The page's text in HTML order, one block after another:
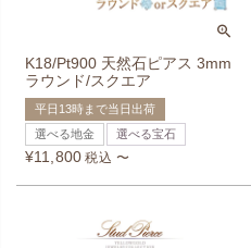
K18/Pt900 天然石ピアス 3mm
ラウンド/スクエア
平日13時まで当日出荷
選べる地金
選べる宝石
¥11,800 税込 〜